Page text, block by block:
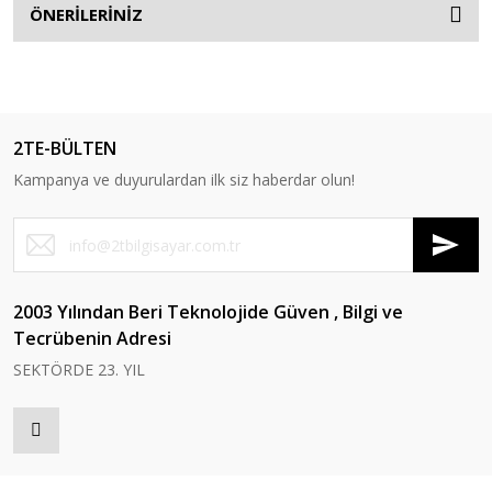
ÖNERİLERİNİZ
2TE-BÜLTEN
Kampanya ve duyurulardan ilk siz haberdar olun!
2003 Yılından Beri Teknolojide Güven , Bilgi ve
Tecrübenin Adresi
SEKTÖRDE 23. YIL